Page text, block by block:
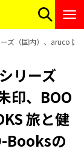
ズ（国内）、aruco 国
リーズ
印、BOO
旅と健
Booksの